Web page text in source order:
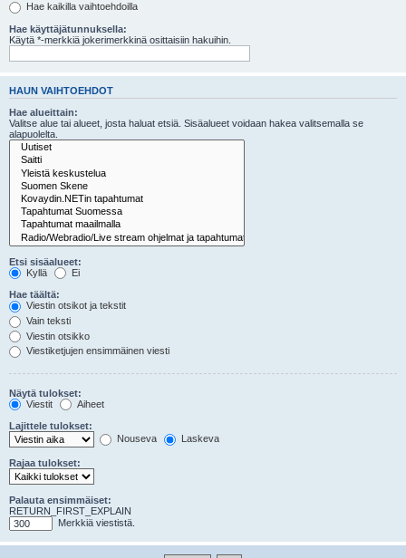
Hae kaikilla vaihtoehdoilla
Hae käyttäjätunnuksella:
Käytä *-merkkiä jokerimerkkinä osittaisiin hakuihin.
HAUN VAIHTOEHDOT
Hae alueittain:
Valitse alue tai alueet, josta haluat etsiä. Sisäalueet voidaan hakea valitsemalla se
alapuolelta.
Etsi sisäalueet:
Kyllä
Ei
Hae täältä:
Viestin otsikot ja tekstit
Vain teksti
Viestin otsikko
Viestiketjujen ensimmäinen viesti
Näytä tulokset:
Viestit
Aiheet
Lajittele tulokset:
Nouseva
Laskeva
Rajaa tulokset:
Palauta ensimmäiset:
RETURN_FIRST_EXPLAIN
Merkkiä viestistä.